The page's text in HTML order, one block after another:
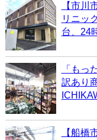
【市川
リニッ
台、24
「もっ
訳あり
【船橋